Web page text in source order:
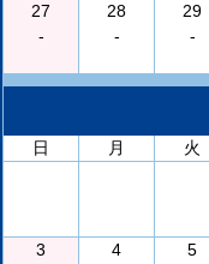
27
-
28
-
29
-
日
月 火
3
4
5